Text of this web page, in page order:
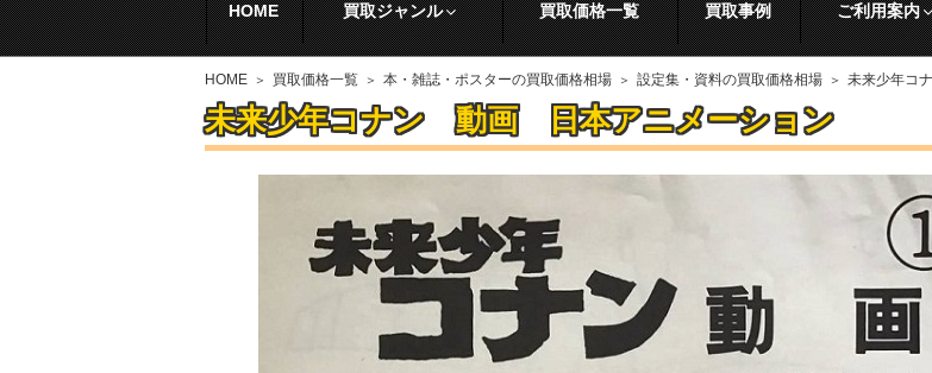
HOME 買取ジャンル 買取価格一覧 買取事例 ご利用案内
HOME 買取価格一覧 本・雑誌・ポスターの買取価格相場 設定集・資料の買取価格相場 未来少年コ
未来少年コナン 動画 日本アニメーション